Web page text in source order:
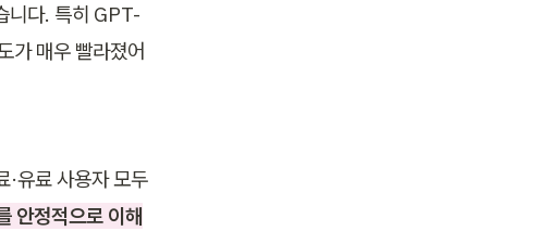
니다. 특히 GPT-
매우 빨라졌어
유료 사용자 모두
안정적으로 이해